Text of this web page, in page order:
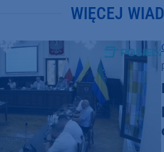
WIĘCEJ